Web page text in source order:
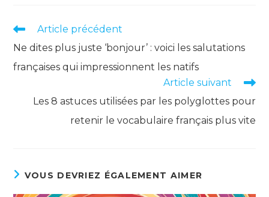
Read
articles
Article précédent
Ne dites plus juste ‘bonjour’ : voici les salutations
françaises qui impressionnent les natifs
Article suivant
Les 8 astuces utilisées par les polyglottes pour
retenir le vocabulaire français plus vite
VOUS DEVRIEZ ÉGALEMENT AIMER